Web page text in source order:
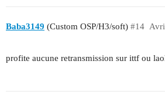
Baba3149 (Custom OSP/H3/soft) #14
profite aucune retransmission sur ittf ou